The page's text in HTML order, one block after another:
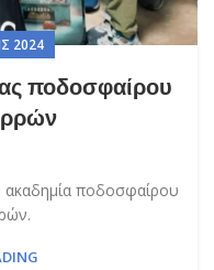
2024
ποδοσφαίρου
ακαδημία ποδοσφαίρου